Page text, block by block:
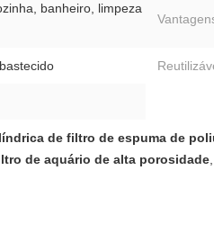
banheiro, limpeza
de filtro de espuma de
de aquário de alta porosidade,